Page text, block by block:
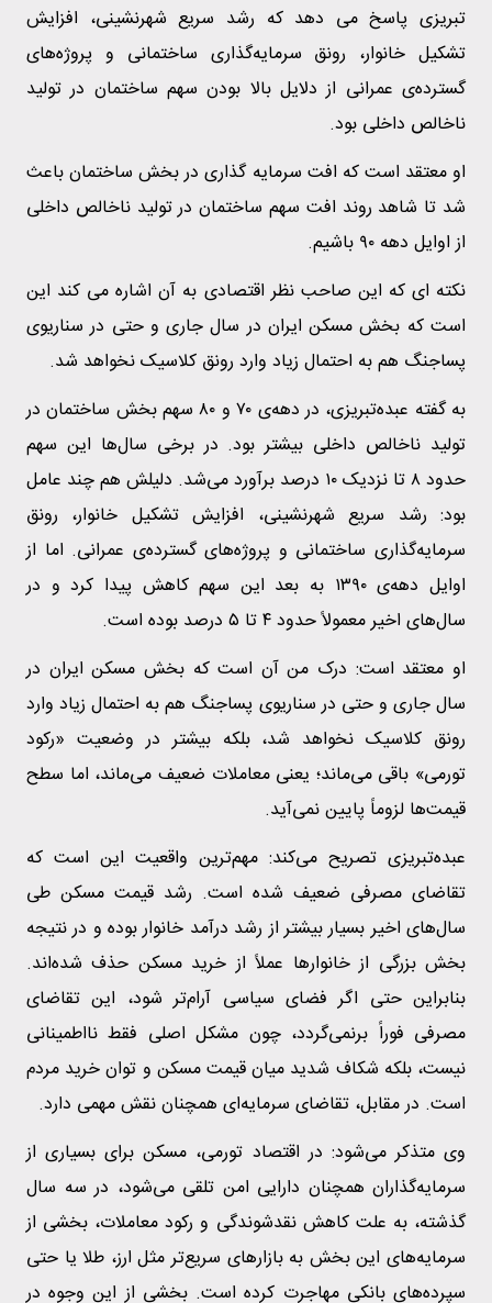
تبریزی پاسخ می دهد که رشد سریع شهرنشینی، افزایش
تشکیل خانوار، رونق سرمایه‌گذاری ساختمانی و پروژه‌های
گسترده‌ی عمرانی از دلایل بالا بودن سهم ساختمان در تولید
ناخالص داخلی بود.
او معتقد است که افت سرمایه گذاری در بخش ساختمان باعث
شد تا شاهد روند افت سهم ساختمان در تولید ناخالص داخلی
از اوایل دهه ۹۰ باشیم.
نکته ای که این صاحب نظر اقتصادی به آن اشاره می کند این
است که بخش مسکن ایران در سال جاری و حتی در سناریوی
پساجنگ هم به احتمال زیاد وارد رونق کلاسیک نخواهد شد.
به گفته عبده‌تبریزی، در دهه‌ی ۷۰ و ۸۰ سهم بخش ساختمان در
تولید ناخالص داخلی بیشتر بود. در برخی سال‌ها این سهم
حدود ۸ تا نزدیک ۱۰ درصد برآورد می‌شد. دلیلش هم چند عامل
بود: رشد سریع شهرنشینی، افزایش تشکیل خانوار، رونق
سرمایه‌گذاری ساختمانی و پروژه‌های گسترده‌ی عمرانی. اما از
اوایل دهه‌ی ۱۳۹۰ به بعد این سهم کاهش پیدا کرد و در
سال‌های اخیر معمولاً حدود ۴ تا ۵ درصد بوده است.
او معتقد است: درک من آن است که بخش مسکن ایران در
سال جاری و حتی در سناریوی پساجنگ هم به احتمال زیاد وارد
رونق کلاسیک نخواهد شد، بلکه بیشتر در وضعیت «رکود
تورمی» باقی می‌ماند؛ یعنی معاملات ضعیف می‌ماند، اما سطح
قیمت‌ها لزوماً پایین نمی‌آید.
عبده‌تبریزی تصریح می‌کند: مهم‌ترین واقعیت این است که
تقاضای مصرفی ضعیف شده است. رشد قیمت مسکن طی
سال‌های اخیر بسیار بیشتر از رشد درآمد خانوار بوده و در نتیجه
بخش بزرگی از خانوارها عملاً از خرید مسکن حذف شده‌اند.
بنابراین حتی اگر فضای سیاسی آرام‌تر شود، این تقاضای
مصرفی فوراً برنمی‌گردد، چون مشکل اصلی فقط نااطمینانی
نیست، بلکه شکاف شدید میان قیمت مسکن و توان خرید مردم
است. در مقابل، تقاضای سرمایه‌ای همچنان نقش مهمی دارد.
وی متذکر می‌شود: در اقتصاد تورمی، مسکن برای بسیاری از
سرمایه‌گذاران همچنان دارایی امن تلقی می‌شود، در سه سال
گذشته، به علت کاهش نقدشوندگی و رکود معاملات، بخشی از
سرمایه‌های این بخش به بازارهای سریع‌تر مثل ارز، طلا یا حتی
سپرده‌های بانکی مهاجرت کرده است. بخشی از این وجوه در